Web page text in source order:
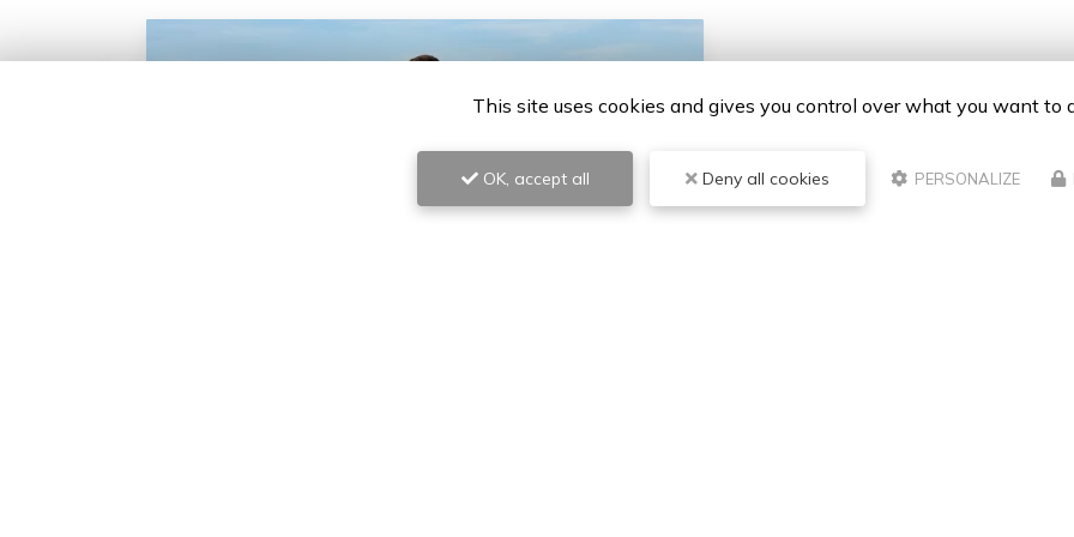
pour l'organisation de votre mariage
This site uses cookies and gives you control over what you want to
OK, accept all Deny all cookies PERSONALIZE